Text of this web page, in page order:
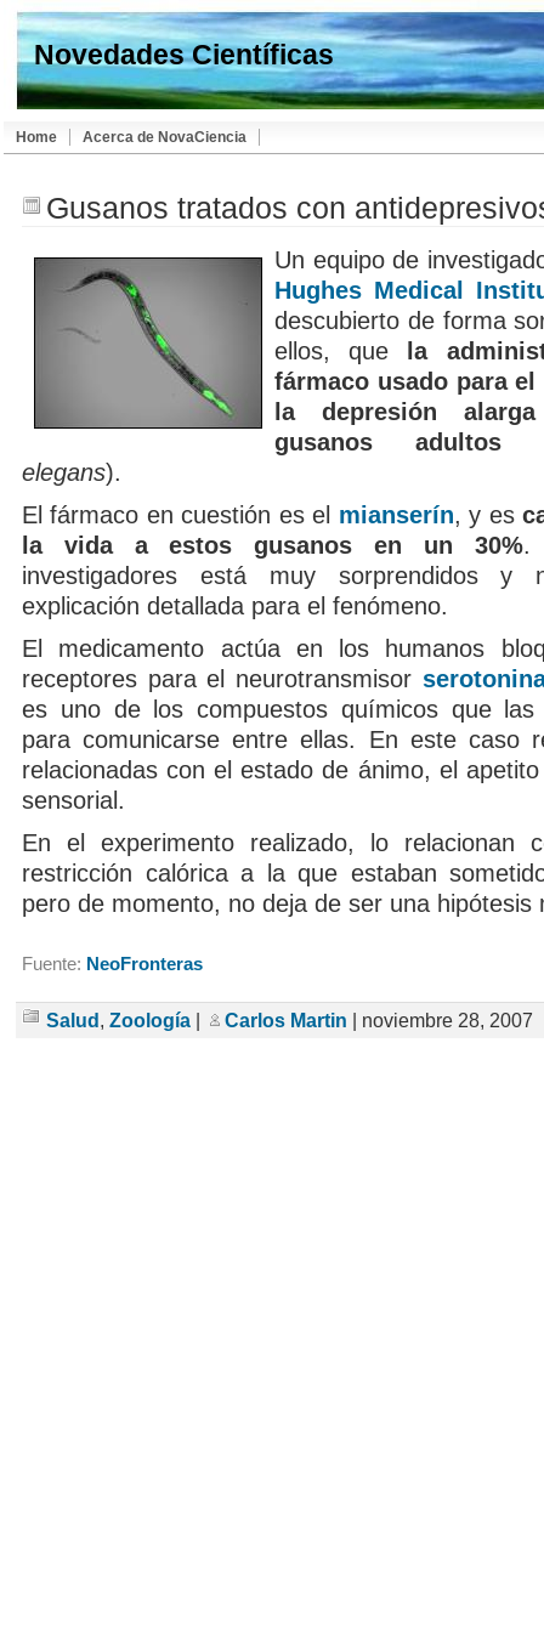
Novedades Científicas
Home Acerca de NovaCiencia
Gusanos tratados con
Un equipo de
Hughes Medical
descubierto de forma
ellos, que
la
fármaco usado para
la depresión
gusanos adultos
elegans).
El fármaco en cuestión es el mianserín, y es
la vida a estos gusanos en un 30%.
investigadores está muy sorprendidos y
explicación detallada para el fenómeno.
El medicamento actúa en los humanos
receptores para el neurotransmisor
es uno de los compuestos químicos que las
para comunicarse entre ellas. En este caso
relacionadas con el estado de ánimo, el
sensorial.
En el experimento realizado, lo relacionan
restricción calórica a la que estaban
pero de momento, no deja de ser una hipótesis
Fuente: NeoFronteras
Salud , Zoología Carlos Martin | noviembre 28, 2007